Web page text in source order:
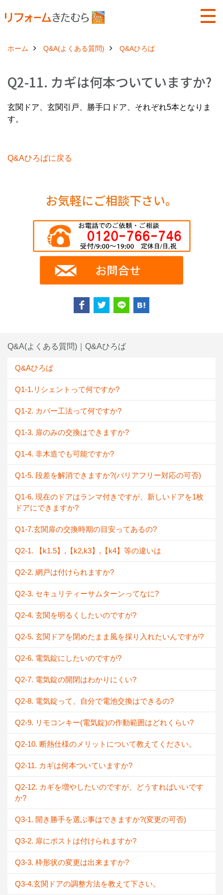
ホーム Q&A(よくある質問) Q&Aひろば
Q2-11. カギは何本ついていますか?
玄関ドア、玄関引戸、勝手口ドア、それぞれ5本となりま
す。
Q&Aひろばに戻る
お気軽にご相談下さい。
Q&A(よくある質問)｜Q&Aひろば
Q&Aひろば
Q1-1.リシェントって何ですか?
Q1-2. カバー工法って何ですか?
Q1-3. 扉のみの交換はできますか?
Q1-4. 非木造でも可能ですか?
Q1-5. 段差を解消できますか?(バリアフリー対応の可否)
Q1-6. 現在のドアはランマ付きですが、新しいドアを1枚
ドアにできますか?
Q1-7.玄関扉の交換時期の目安ってあるの?
Q2-1. 【k1.5】,【k2,k3】,【k4】等の違いは
Q2-2. 網戸は付けられますか?
Q2-3. セキュリティーサムターンってなに?
Q2-4. 玄関を明るくしたいのですが?
Q2-5. 玄関ドアを閉めたまま風を採り入れたいんですが?
Q2-6. 電気錠にしたいのですが?
Q2-7. 電気錠の開閉はわかりにくい?
Q2-8. 電気錠って、自分で電池交換はできるの?
Q2-9. リモコンキー(電気錠)の作動範囲はどれくらい?
Q2-10. 断熱仕様のメリットについて教えてください。
Q2-11. カギは何本ついていますか?
Q2-12. カギを増やしたいのですが、どうすればいいです
か?
Q3-1. 開き勝手を選ぶ事はできますか?(変更の可否)
Q3-2. 扉にポストは付けられますか?
Q3-3. 枠形状の変更は出来ますか?
Q3-4.玄関ドアの調整方法を教えて下さい。